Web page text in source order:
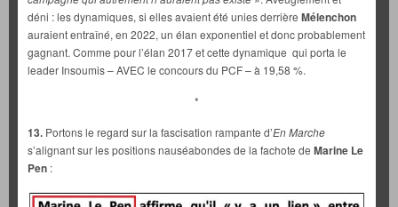
déni : les dynamiques, si elles avaient été unies derrière Mélenchon
auraient entraîné, en 2022, un élan exponentiel et donc probablement
gagnant. Comme pour l’élan 2017 et cette dynamique qui porta le
leader Insoumis – AVEC le concours du PCF – à 19,58 %.
*
13. Portons le regard sur la fascisation rampante d’En Marche
s’alignant sur les positions nauséabondes de la fachote de Marine Le
Pen :